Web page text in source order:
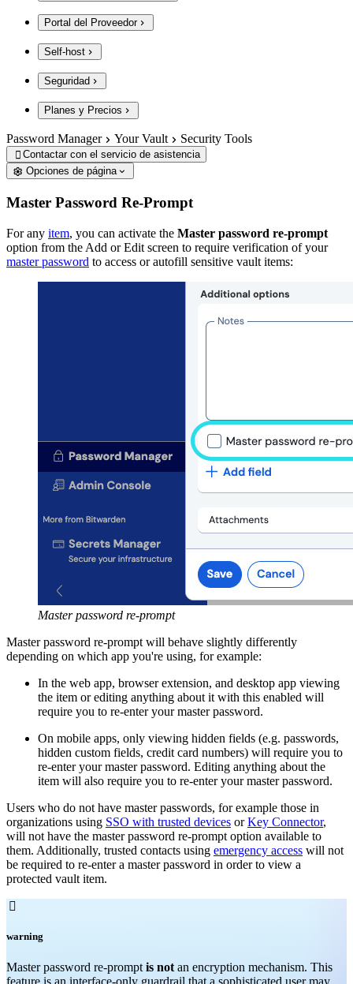
Portal del Proveedor
Self-host
Seguridad
Planes y Precios
Password Manager Your Vault Security Tools
 Contactar con el servicio de asistencia
Opciones de página
Master Password Re-Prompt
For any item, you can activate the Master password re-prompt
option from the Add or Edit screen to require verification of your
master password to access or autofill sensitive vault items:
Master password re-prompt
Master password re-prompt will behave slightly differently
depending on which app you're using, for example:
In the web app, browser extension, and desktop app viewing
the item or editing anything about it with this enabled will
require you to re-enter your master password.
On mobile apps, only viewing hidden fields (e.g. passwords,
hidden custom fields, credit card numbers) will require you to
re-enter your master password. Editing anything about the
item will also require you to re-enter your master password.
Users who do not have master passwords, for example those in
organizations using SSO with trusted devices orKey Connector,
will not have the master password re-prompt option available to
them. Additionally, trusted contacts using emergency access will not
be required to re-enter a master password in order to view a
protected vault item.

warning
Master password re-prompt is not an encryption mechanism. This